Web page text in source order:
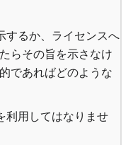
るか、ライセンスへ
らその旨を示さなけ
であればどのような
用してはなりませ